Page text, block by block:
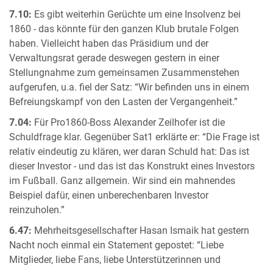
7.10: Es gibt weiterhin Gerüchte um eine Insolvenz bei
1860 - das könnte für den ganzen Klub brutale Folgen
haben. Vielleicht haben das Präsidium und der
Verwaltungsrat gerade deswegen gestern in einer
Stellungnahme zum gemeinsamen Zusammenstehen
aufgerufen, u.a. fiel der Satz: “Wir befinden uns in einem
Befreiungskampf von den Lasten der Vergangenheit.”
7.04: Für Pro1860-Boss Alexander Zeilhofer ist die
Schuldfrage klar. Gegenüber Sat1 erklärte er: “Die Frage ist
relativ eindeutig zu klären, wer daran Schuld hat: Das ist
dieser Investor - und das ist das Konstrukt eines Investors
im Fußball. Ganz allgemein. Wir sind ein mahnendes
Beispiel dafür, einen unberechenbaren Investor
reinzuholen.”
6.47: Mehrheitsgesellschafter Hasan Ismaik hat gestern
Nacht noch einmal ein Statement gepostet: “Liebe
Mitglieder, liebe Fans, liebe Unterstützerinnen und